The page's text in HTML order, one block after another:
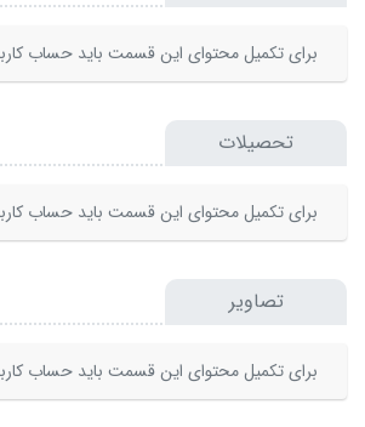
برای تکمیل محتوای این قسمت باید حساب
تحصیلات
برای تکمیل محتوای این قسمت باید حساب
تصاویر
برای تکمیل محتوای این قسمت باید حساب